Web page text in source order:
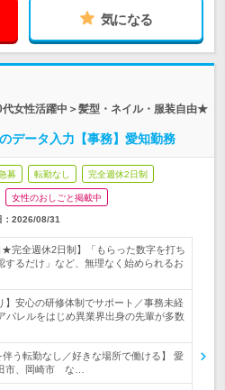
気になる
女性活躍中＞髪型・ネイル・服装自由★
データ入力【事務】愛知勤務
募 転勤なし 完全週休2日制
女性のおしごと掲載中
2026/08/31
★完全週休2日制】「もらった数字を打ち
するだけ」など、無理なく始められるお
】安心の研修体制でサポート／事務未経
パレルをはじめ異業界出身の先輩が多数
伴う転勤なし／好きな場所で働ける】 愛
市、岡崎市 な…